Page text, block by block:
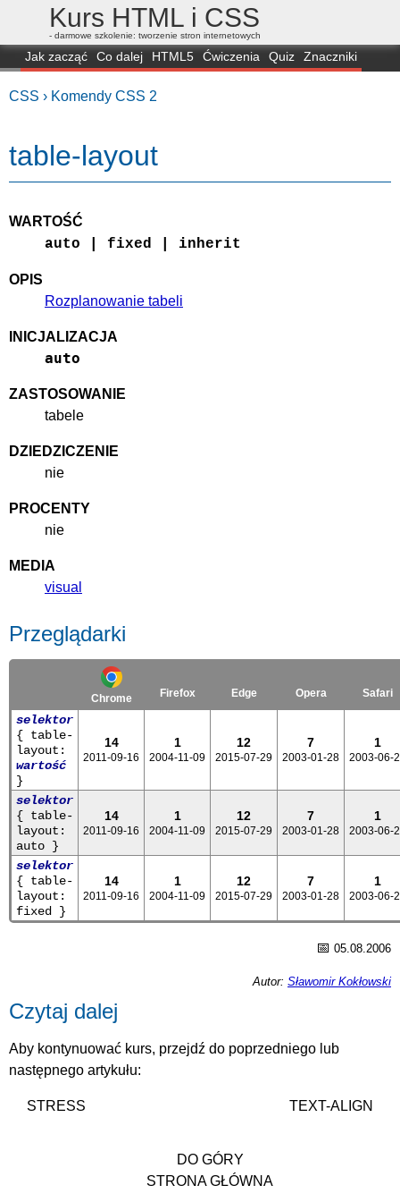
Kurs HTML i CSS
- darmowe szkolenie: tworzenie stron internetowych
Jak zacząć Co dalej HTML5 Ćwiczenia Quiz
Znaczniki
CSS › Komendy CSS 2
table-layout
WARTOŚĆ
auto | fixed | inherit
OPIS
Rozplanowanie tabeli
INICJALIZACJA
auto
ZASTOSOWANIE
tabele
DZIEDZICZENIE
nie
PROCENTY
nie
MEDIA
visual
Przeglądarki
Chrome Firefox Edge Opera Safari
selektor
{ table-
layout:
wartość
}
14
2011-09-16
1
2004-11-09
12
2015-07-29
7
2003-01-28
1
2003-06-
selektor
{ table-
layout:
auto }
14
2011-09-16
1
2004-11-09
12
2015-07-29
7
2003-01-28
1
2003-06-
selektor
{ table-
layout:
fixed }
14
2011-09-16
1
2004-11-09
12
2015-07-29
7
2003-01-28
1
2003-06-
📅 05.08.2006
Autor: Sławomir Kokłowski
Czytaj dalej
Aby kontynuować kurs, przejdź do poprzedniego lub
następnego artykułu:
STRESS TEXT-ALIGN
DO GÓRY
STRONA GŁÓWNA